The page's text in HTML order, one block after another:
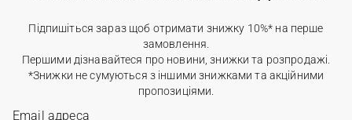
Підпишіться зараз щоб отримати знижку 10%* на перше
замовлення.
Першими дізнавайтеся про новини, знижки та розпродажі.
*Знижки не сумуються з іншими знижками та акційними
пропозиціями.